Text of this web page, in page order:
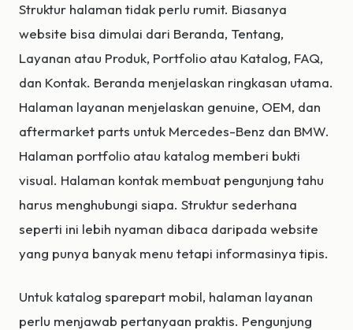
Struktur halaman tidak perlu rumit. Biasanya
website bisa dimulai dari Beranda, Tentang,
Layanan atau Produk, Portfolio atau Katalog, FAQ,
dan Kontak. Beranda menjelaskan ringkasan utama.
Halaman layanan menjelaskan genuine, OEM, dan
aftermarket parts untuk Mercedes-Benz dan BMW.
Halaman portfolio atau katalog memberi bukti
visual. Halaman kontak membuat pengunjung tahu
harus menghubungi siapa. Struktur sederhana
seperti ini lebih nyaman dibaca daripada website
yang punya banyak menu tetapi informasinya tipis.
Untuk katalog sparepart mobil, halaman layanan
perlu menjawab pertanyaan praktis. Pengunjung